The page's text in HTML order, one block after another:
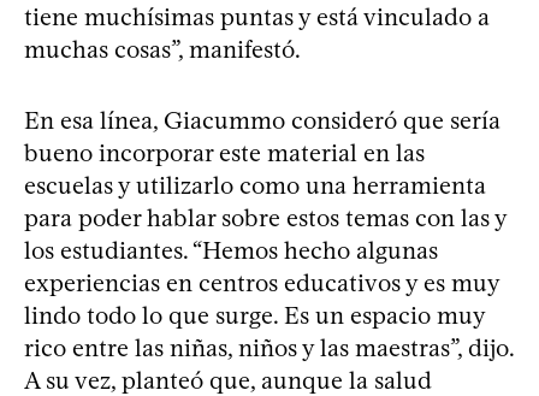
tiene muchísimas puntas y está vinculado a
muchas cosas”, manifestó.
En esa línea, Giacummo consideró que sería
bueno incorporar este material en las
escuelas y utilizarlo como una herramienta
para poder hablar sobre estos temas con las y
los estudiantes. “Hemos hecho algunas
experiencias en centros educativos y es muy
lindo todo lo que surge. Es un espacio muy
rico entre las niñas, niños y las maestras”, dijo.
A su vez, planteó que, aunque la salud